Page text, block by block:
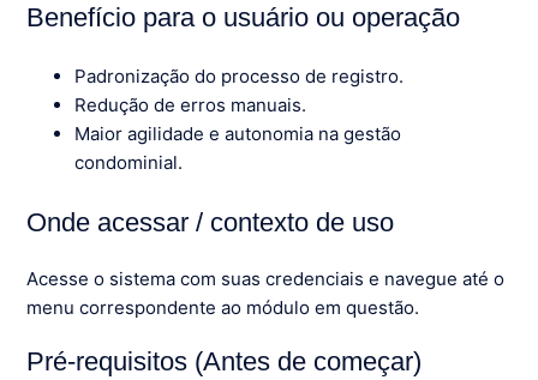
Benefício para o usuário ou operação
Padronização do processo de registro.
Redução de erros manuais.
Maior agilidade e autonomia na gestão
condominial.
Onde acessar / contexto de uso
Acesse o sistema com suas credenciais e navegue até o
menu correspondente ao módulo em questão.
Pré-requisitos (Antes de começar)